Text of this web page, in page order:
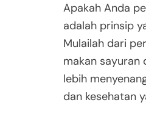
Apakah Anda
adalah prinsip
Mulailah dari
makan sayuran
lebih
dan kesehatan